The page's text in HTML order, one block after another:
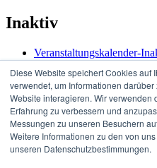
Diese Website speichert Cookies auf
verwendet, um Informationen
Website interagieren. Wir verwenden
Erfahrung zu verbessern und
Messungen zu unseren Besuchern
Weitere Informationen zu den von
unseren Datenschutzbestimmungen.
Inaktiv
Veranstaltungskalender-
Copyright © 2026Trainings
Palace